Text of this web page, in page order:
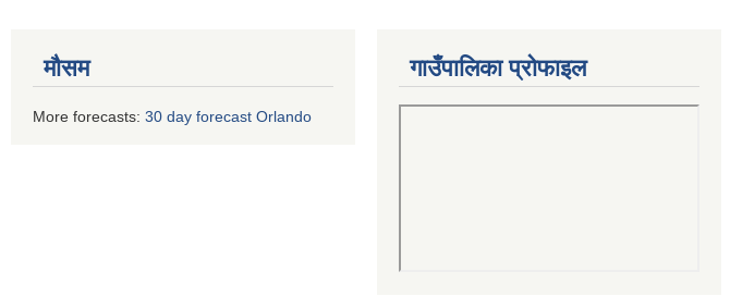
मौसम
More forecasts: 30 day forecast Orlando
गाउँपालिका प्रोफाइल